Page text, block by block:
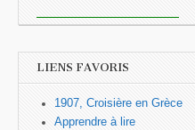
LIENS FAVORIS
1907, Croisière en Grèce
Apprendre à lire